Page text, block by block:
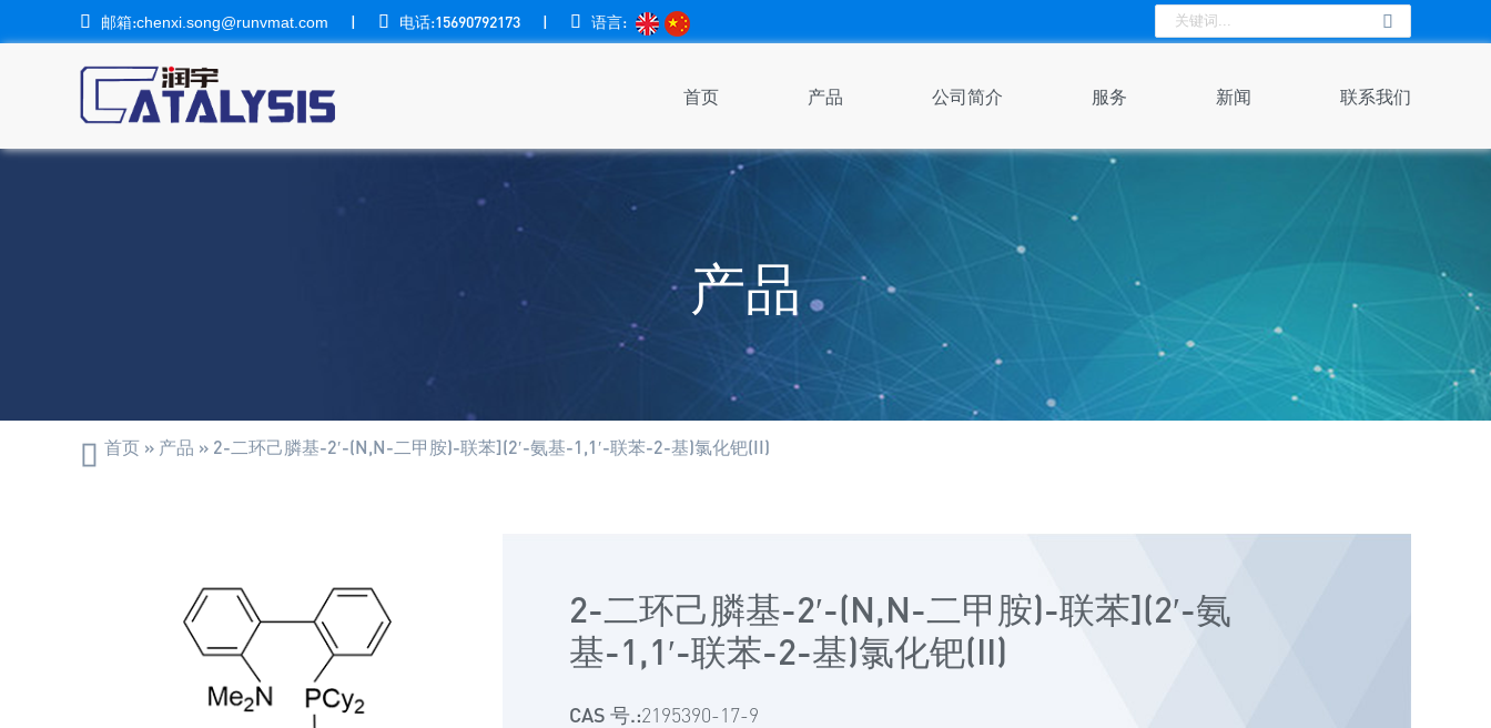
 邮箱:chenxi.song@runvmat.com |  电话:15690792173 |  语言:
首页 产品 公司简介 服务 新闻 联系我们
产品
 首页 » 产品 » 2-二环己膦基-2′-(N,N-二甲胺)-联苯](2′-氨基-1,1′-联苯-2-基)氯化钯(II)
2-二环己膦基-2′-(N,N-二甲胺)-联苯](2′-氨
基-1,1′-联苯-2-基)氯化钯(II)
CAS 号.:2195390-17-9